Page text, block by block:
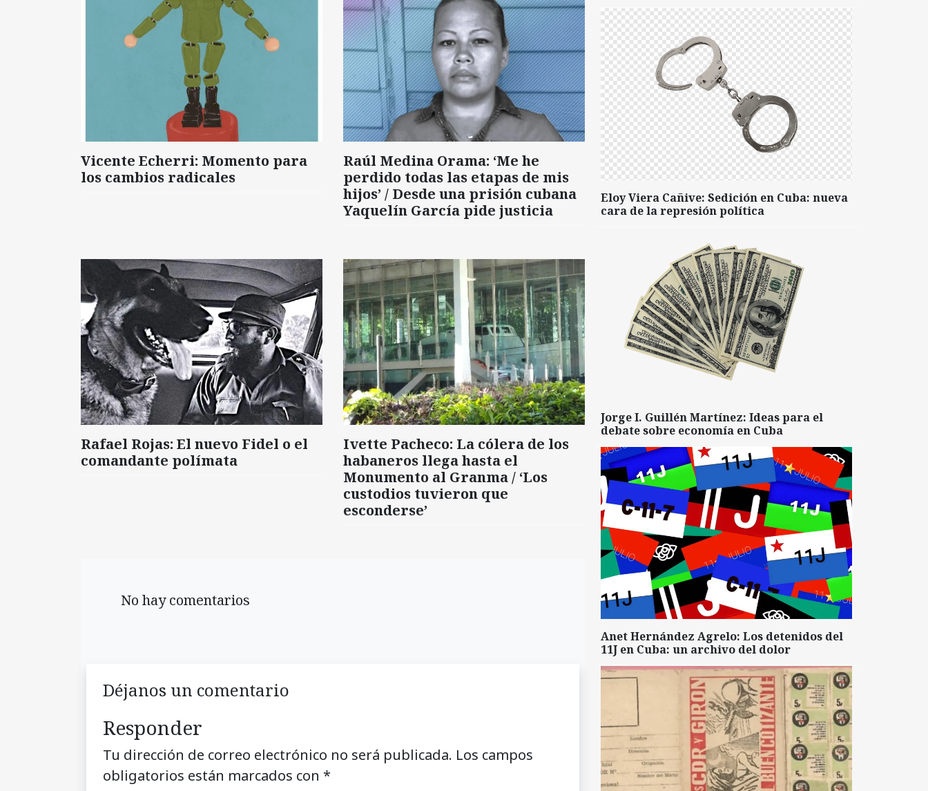
Vicente Echerri: Momento para
los cambios radicales
Raúl Medina Orama: ‘Me he
perdido todas las etapas de mis
hijos’ / Desde una prisión cubana
Yaquelín García pide justicia
Rafael Rojas: El nuevo Fidel o el
comandante polímata
Ivette Pacheco: La cólera de los
habaneros llega hasta el
Monumento al Granma / ‘Los
custodios tuvieron que
esconderse’
No hay comentarios
Déjanos un comentario
Responder
Tu dirección de correo electrónico no será publicada. Los campos
obligatorios están marcados con *
Eloy Viera Cañive: Sedición en Cuba: nueva
cara de la represión política
Jorge I. Guillén Martínez: Ideas para el
debate sobre economía en Cuba
Anet Hernández Agrelo: Los detenidos del
11J en Cuba: un archivo del dolor